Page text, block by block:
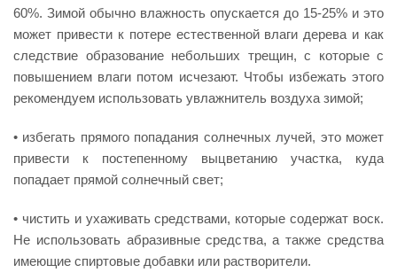
60%. Зимой обычно влажность опускается до 15-25% и это
может привести к потере естественной влаги дерева и как
следствие образование небольших трещин, с которые с
повышением влаги потом исчезают. Чтобы избежать этого
рекомендуем использовать увлажнитель воздуха зимой;
• избегать прямого попадания солнечных лучей, это может
привести к постепенному выцветанию участка, куда
попадает прямой солнечный свет;
• чистить и ухаживать средствами, которые содержат воск.
Не использовать абразивные средства, а также средства
имеющие спиртовые добавки или растворители.